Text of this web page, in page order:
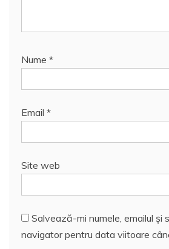
Nume *
Email *
Site web
Salvează-mi numele, emailul și
navigator pentru data viitoare